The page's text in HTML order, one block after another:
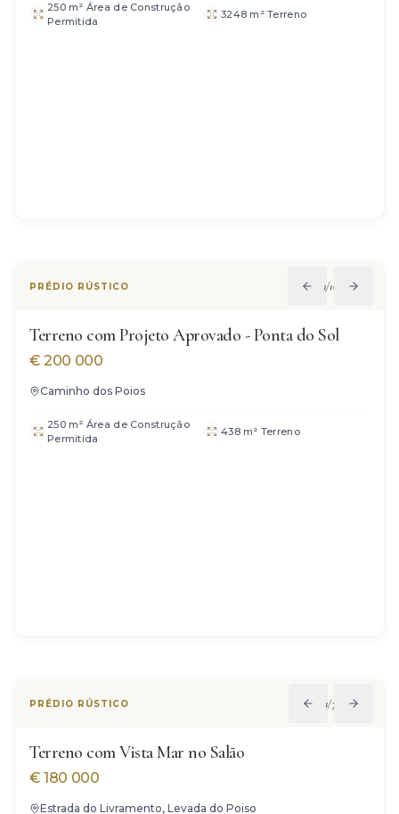
250 m² Área de Construção
Permitida
3248 m² Terreno
PRÉDIO RÚSTICO 1/10
Terreno com Projeto Aprovado - Ponta do Sol
€200 000
Caminho dos Poios
250 m² Área de Construção
Permitida
438 m² Terreno
PRÉDIO RÚSTICO 1/7
Terreno com Vista Mar no Salão
€180 000
Estrada do Livramento, Levada do Poiso